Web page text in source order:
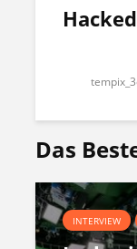
Das
INTERVIEW